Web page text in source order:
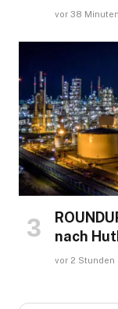
vor 38 Minuten
nach
vor 2 Stunden